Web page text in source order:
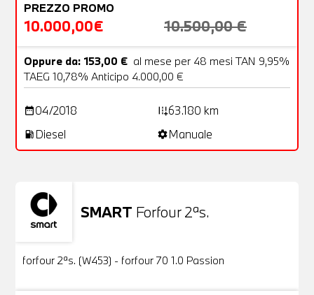
PREZZO PROMO
10.000,00€ 10.500,00 €
Oppure da: 153,00 € al mese per 48 mesi TAN 9,95%
TAEG 10,78% Anticipo 4.000,00 €
date_range04/2018 add_road63.180 km
local_gas_station Diesel settingsManuale
SMART Forfour 2ªs.
Usato
forfour 2ªs. (W453) - forfour 70 1.0 Passion